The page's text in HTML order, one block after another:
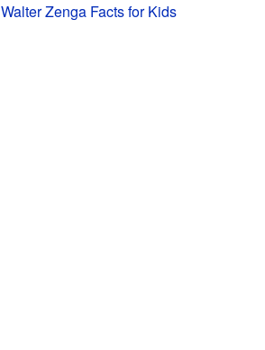
Walter Zenga Facts for Kids